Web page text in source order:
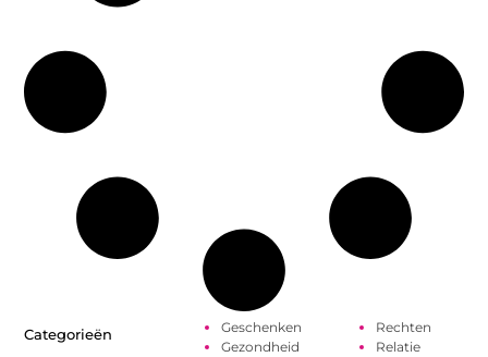
Categorieën
Geschenken
Gezondheid
Rechten
Relatie